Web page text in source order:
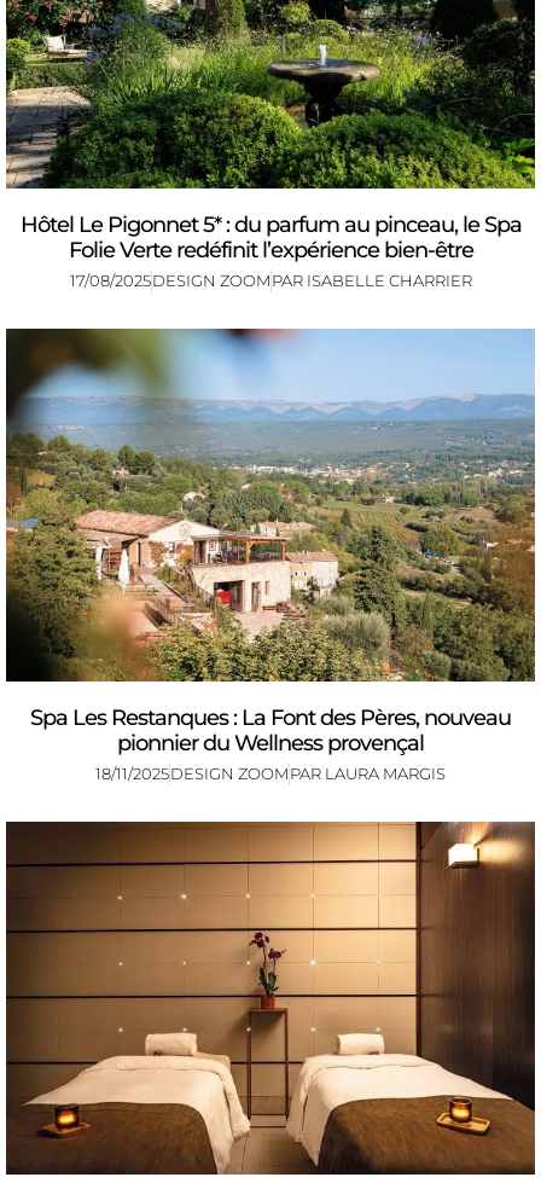
Hôtel Le Pigonnet 5* : du parfum au pinceau, le Spa
Folie Verte redéfinit l’expérience bien-être
17/08/2025DESIGN ZOOMPAR ISABELLE CHARRIER
Spa Les Restanques : La Font des Pères, nouveau
pionnier du Wellness provençal
18/11/2025DESIGN ZOOMPAR LAURA MARGIS